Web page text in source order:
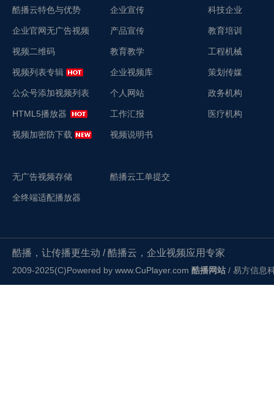
酷播云特色与优势
企业官网无广告视频
视频二维码
视频列表专辑
公众号添加视频列表
HTML5播放器
视频加密防下载
无广告视频存储
全终端适配播放器
企业宣传
产品宣传
教育教学
企业视频库
个人网站
工作汇报
视频说明书
酷播云工单提交
科技企业
教育培训
工程机械
策划传媒
政务机构
医疗机构
酷播，让传播更生动 / 酷播云，企业视频应用专家
2009-2025(C)Powered by www.CuPlayer.com 酷播网站 / 易方信息